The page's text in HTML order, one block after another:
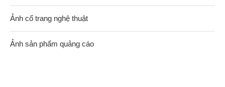
Ảnh cổ trang nghệ thuật
Ảnh sản phẩm quảng cáo